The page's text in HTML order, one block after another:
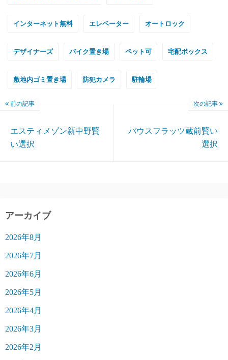
インターネット無料 エレベーター オートロック
デザイナーズ バイク置き場 ペット可 宅配ボックス
敷地内ゴミ置き場 防犯カメラ 駐輪場
前の記事
エスティメゾン新中野賢
い選択
次の記事
バウスフラッツ蔵前賢い
選択
アーカイブ
2026年8月
2026年7月
2026年6月
2026年5月
2026年4月
2026年3月
2026年2月